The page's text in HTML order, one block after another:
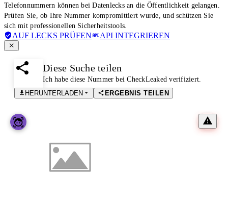
Telefonnummern können bei Datenlecks an die Öffentlichkeit gelangen.
Prüfen Sie, ob Ihre Nummer kompromittiert wurde, und schützen Sie
sich mit professionellen Sicherheitstools.
AUF LECKS PRÜFEN API INTEGRIEREN
Diese Suche teilen
Ich habe diese Nummer bei CheckLeaked verifiziert.
HERUNTERLADEN
ERGEBNIS TEILEN